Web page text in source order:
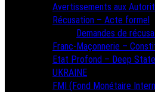
Avertissements aux
Récusation – Acte formel
Demandes de
Franc-Maçonnerie –
Etat Profond – Deep State
UKRAINE
FMI (Fond Monétaire